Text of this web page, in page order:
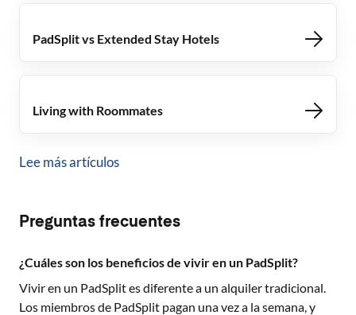
PadSplit vs Extended Stay Hotels
Living with Roommates
Lee más artículos
Preguntas frecuentes
¿Cuáles son los beneficios de vivir en un PadSplit?
Vivir en un PadSplit es diferente a un alquiler tradicional.
Los miembros de PadSplit pagan una vez a la semana, y